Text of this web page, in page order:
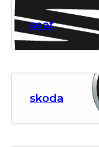
seat
skoda